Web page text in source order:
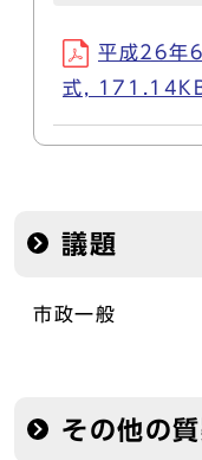
平成26年
式,
議題
市政一般
その他の